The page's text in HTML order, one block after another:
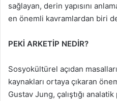
sağlayan, derin yapısını
en önemli kavramlardan biri
PEKİ ARKETİP NEDİR?
Sosyokültürel açıdan
kaynakları ortaya çıkaran
Gustav Jung, çalıştığı